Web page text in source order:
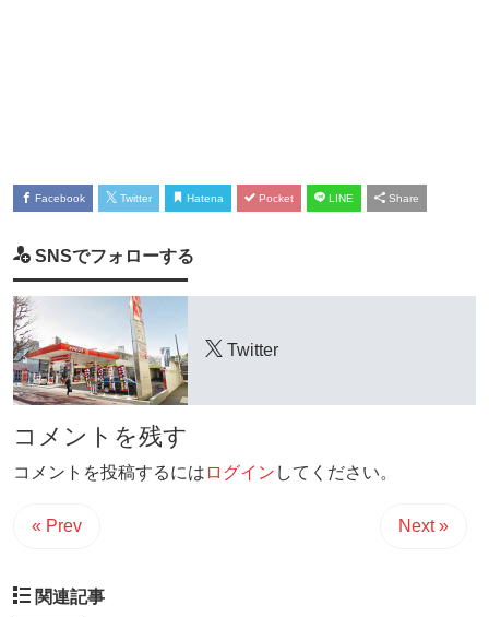
Facebook Twitter Hatena Pocket LINE Share
SNSでフォローする
Twitter
コメントを残す
コメントを投稿するには ログイン してください。
« Prev Next »
関連記事